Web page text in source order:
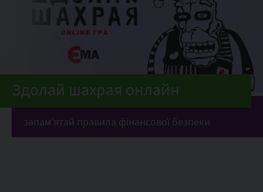
Здолай шахрая онлайн
запам’ятай правила фінансової безпеки